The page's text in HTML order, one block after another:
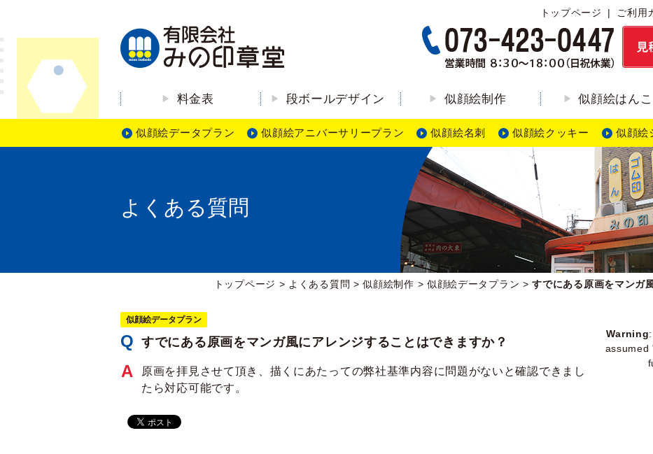
トップページ ご利用
料金表 段ボールデザイン 似顔絵制作 似顔絵はんこ
似顔絵データプラン 似顔絵アニバーサリープラン 似顔絵名刺 似顔絵クッキー 似顔絵
よくある質問
トップページ > よくある質問 >似顔絵制作 > 似顔絵データプラン >すでにある原画をマンガ
似顔絵データプラン
すでにある原画をマンガ風にアレンジすることはできますか？
原画を拝見させて頂き、描くにあたっての弊社基準内容に問題がないと確認できまし
たら対応可能です。
Warning